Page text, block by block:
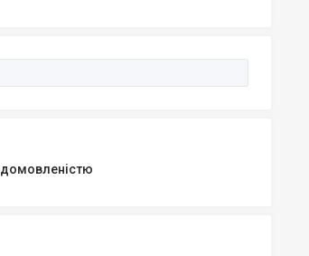
домовленістю